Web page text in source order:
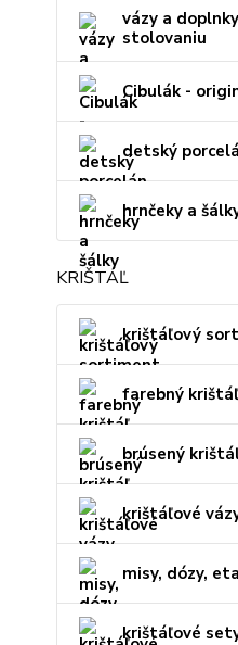
vázy a
stolovaniu
Cibulák -
detský
hrnčeky a
KRIŠTÁĽ
krištáľový
farebný krištáľ
brúsený
krištáľové
misy, dózy,
krištáľové